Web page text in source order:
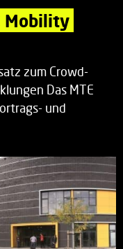
Mobility
zum Crowd-
Das MTE
und